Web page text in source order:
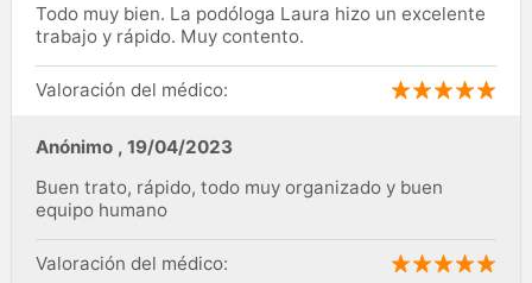
Todo muy bien. La podóloga Laura hizo un excelente
trabajo y rápido. Muy contento.
Valoración del médico:
Anónimo , 19/04/2023
Buen trato, rápido, todo muy organizado y buen
equipo humano
Valoración del médico: